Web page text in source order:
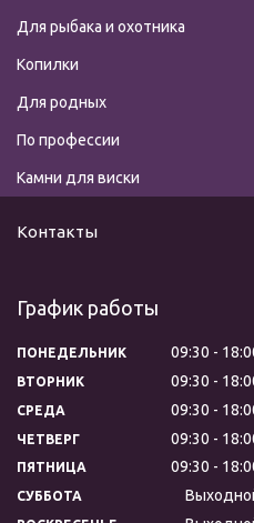
Для рыбака и охотника
Копилки
Для родных
По профессии
Камни для виски
Контакты
График работы
ПОНЕДЕЛЬНИК 09:30
ВТОРНИК 09:30
СРЕДА 09:30
ЧЕТВЕРГ 09:30
ПЯТНИЦА 09:30
СУББОТА